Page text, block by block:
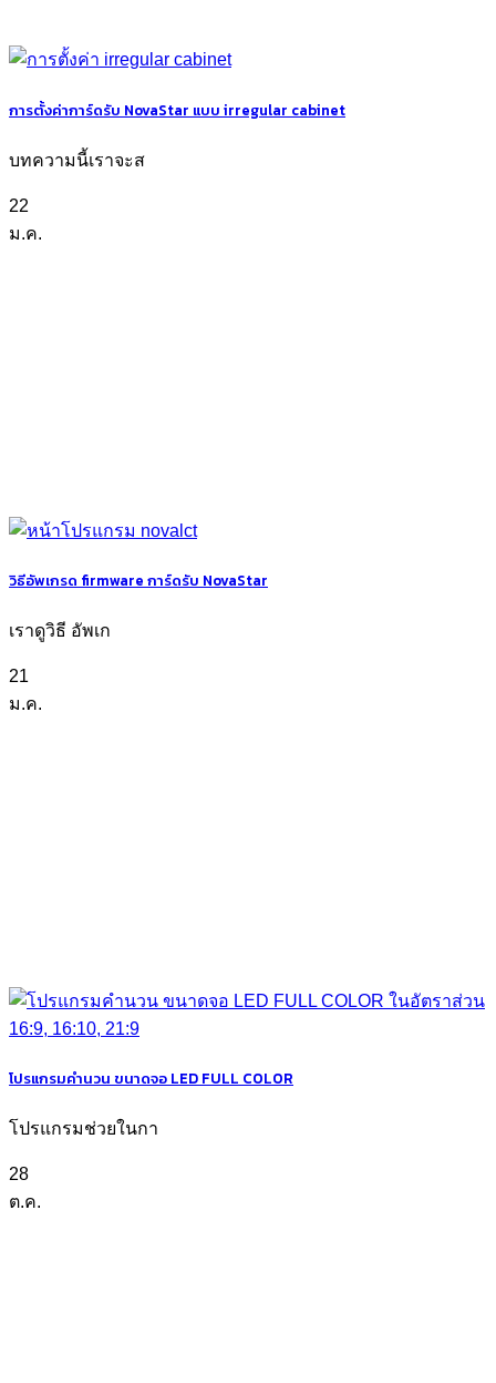
การตั้งค่าการ์ดรับ NovaStar แบบ irregular cabinet
บทความนี้เราจะส
22
ม.ค.
วิธีอัพเกรด firmware การ์ดรับ NovaStar
เราดูวิธี อัพเก
21
ม.ค.
โปรแกรมคำนวน ขนาดจอ LED FULL COLOR
โปรแกรมช่วยในกา
28
ต.ค.